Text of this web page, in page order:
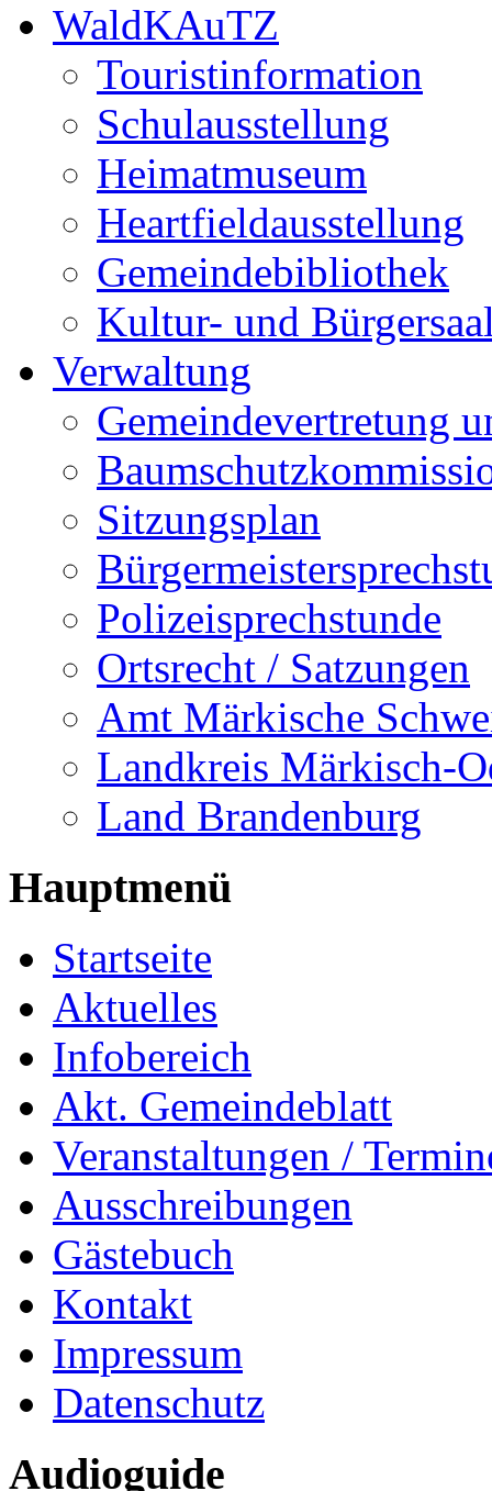
WaldKAuTZ
Touristinformation
Schulausstellung
Heimatmuseum
Heartfieldausstellung
Gemeindebibliothek
Kultur- und
Verwaltung
Gemeindevertretung
Sitzungsplan
Polizeisprechstunde
Ortsrecht / Satzungen
Amt Märkische
Landkreis Märkisch-
Land Brandenburg
Hauptmenü
Startseite
Aktuelles
Infobereich
Akt. Gemeindeblatt
Veranstaltungen /
Ausschreibungen
Gästebuch
Kontakt
Impressum
Datenschutz
Audioguide